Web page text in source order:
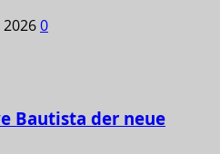
0
Bautista der neue